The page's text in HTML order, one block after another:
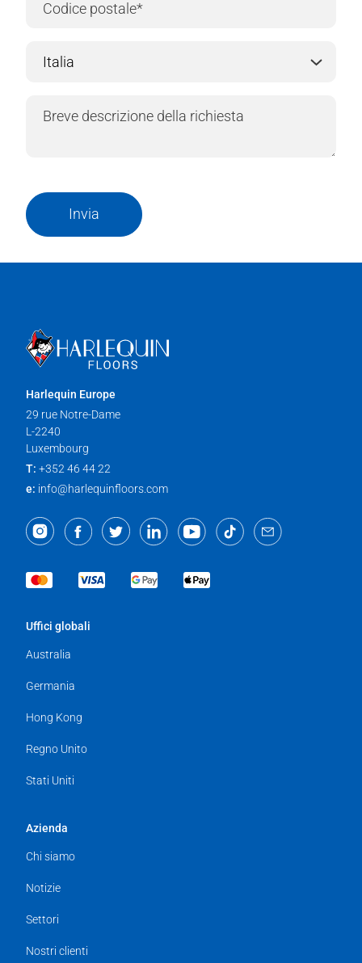
Invia
Harlequin Europe
29 rue Notre-Dame
L-2240
Luxembourg
T: +352 46 44 22
e: info@harlequinfloors.com
Uffici globali
Australia
Germania
Hong Kong
Regno Unito
Stati Uniti
Azienda
Chi siamo
Notizie
Settori
Nostri clienti